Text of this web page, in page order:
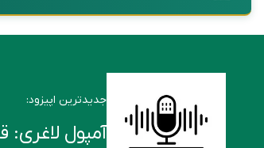
جدیدترین اپیزود:
آمپول لاغری: قبل از